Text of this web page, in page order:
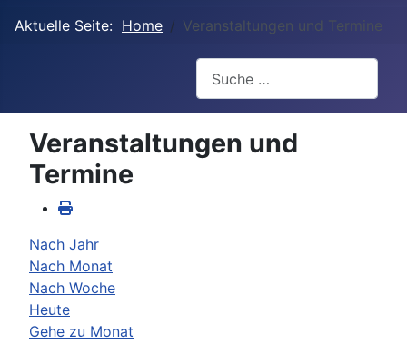
Aktuelle Seite: Home Veranstaltungen und Termine
Veranstaltungen und
Termine
Nach Jahr
Nach Monat
Nach Woche
Heute
Gehe zu Monat